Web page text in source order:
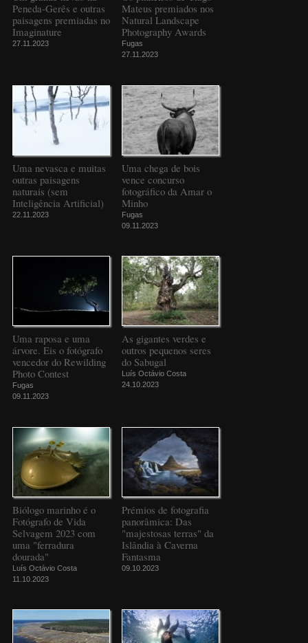
Peneda-Gerês e outras
paisagens premiadas no
Imaginature
27.11.2023
Mateus premiados nos
Natural Landscape
Photography Awards
Fugas
27.11.2023
Uma nevasca e muitas
outras paisagens
naturais (sem
Inteligência Artificial)
22.11.2023
Uma chega de bois
vence concurso
fotográfico da Amar o
Minho
Fugas
09.11.2023
Uma raposa e uma
árvore. Eis o fotógrafo
vencedor do Rewilding
Photo Contest
Fugas
09.11.2023
As gigantes verdes e
outros pequenos seres
do Sabugal
Luís Octávio Costa
24.10.2023
Biólogo marinho é o
Fotógrafo de Vida
Selvagem 2023 com
uma "ferradura
dourada"
Luís Octávio Costa
11.10.2023
Prémios de fotografia
panorâmica: Das
"majestosas terras" da
Islândia à Caverna
Fantasma
09.10.2023